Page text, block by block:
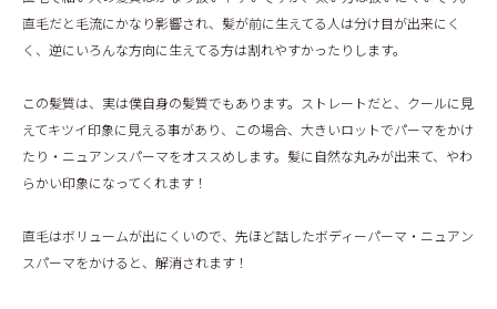
直毛だと毛流にかなり影響され、髪が前に生えてる人は分け目が出来にく
く、逆にいろんな方向に生えてる方は割れやすかったりします。
この髪質は、実は僕自身の髪質でもあります。ストレートだと、クールに見
えてキツイ印象に見える事があり、この場合、大きいロットでパーマをかけ
たり・ニュアンスパーマをオススめします。髪に自然な丸みが出来て、やわ
らかい印象になってくれます！
直毛はボリュームが出にくいので、先ほど話したボディーパーマ・ニュアン
スパーマをかけると、解消されます！